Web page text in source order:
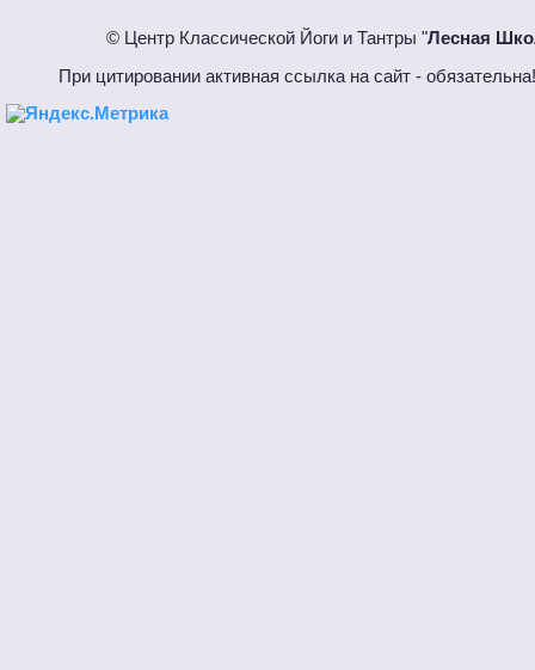
© Центр Классической Йоги и Тантры "Лесная
При цитировании активная ссылка на сайт -